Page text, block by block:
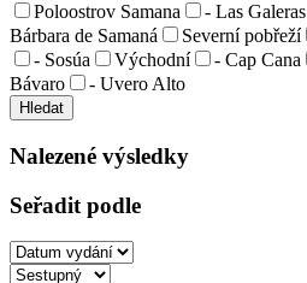
Poloostrov Samana
- Las Galeras
Bárbara de Samaná
Severní pobřeží
- Sosúa
Východní - Cap Cana
Bávaro
- Uvero Alto
Nalezené výsledky
Seřadit podle